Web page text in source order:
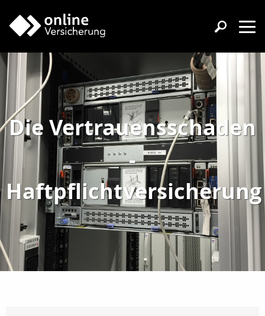
Die Vertrauensschaden
-
Haftpflichtversicherung